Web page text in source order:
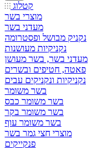
קטלוג
מוצרי בשר
מעדני בשר
נקניק מבושל ופסטרומה
נקניקיות מעושנות
מעדני בשר, בשר מעושן
פאטה, חטיפים ובשרים
נקניקיות ונקניקים עבים
בשר משומר
בשר משומר כבס
בשר משומר בקר
בשר משומר עוף
מוצרי חצי גמר בשר
פנקייקים